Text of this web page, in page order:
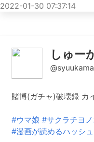
2022-01-30 07:37:14
しゅー
賭博(ガチャ)破壊録 カ
#ウマ娘 #サクラチヨ
#漫画が読めるハッシ